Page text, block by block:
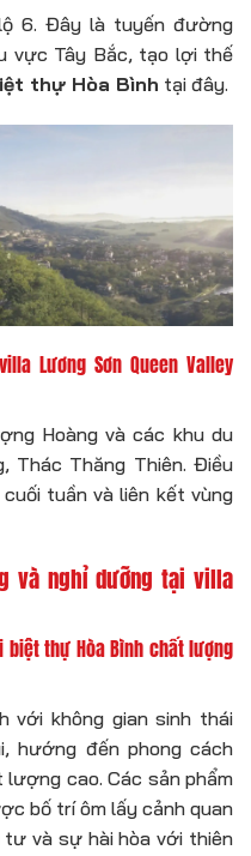
lộ 6. Đây là tuyến đường
vực Tây Bắc, tạo lợi thế
thự Hòa Bình tại đây.
villa Lương SơnQueen Valley
Hoàng và các khu du
Thác Thăng Thiên. Điều
tuần và liên kết vùng
và nghỉ dưỡng tại villa
biệt thự Hòa Bình chất lượng
với không gian sinh thái
hướng đến phong cách
cao. Các sản phẩm
bố trí ôm lấy cảnh quan
tư và sự hài hòa với thiên